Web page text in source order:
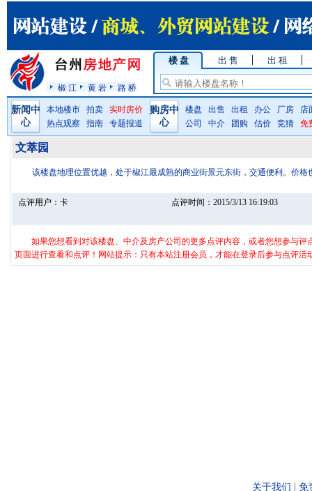
椒 江 黄 岩 路 桥
楼 盘 出 售 出 租
新闻中
心
本地楼市 拍卖
实时房价
热点观察
指南 专题报道
购房中
心
楼盘 出售 出租 办公 厂房
店
公司
中介 团购 估价 竞猜 免
文萃园
该楼盘地理位置优越，处于椒江最成熟的商业街景元东街，交通便利。价格
点评用户： 卡 点评时间： 2015/3/13 16:19:03
如果您想看到对该楼盘、中介及房产公司的更多点评内容，或者您想参与
页面进行查看和点评！网站提示：只有本站注册会员，才能在登录后参与点评活
关于我们
免